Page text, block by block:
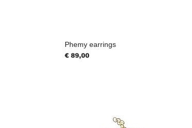
Phemy earrings
Prijs
€ 89,00